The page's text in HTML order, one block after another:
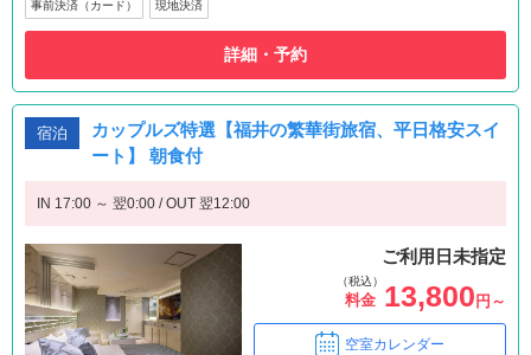
事前決済（カード） 現地決済
詳細・予約
宿泊
カップルズ特選【福井の繁華街旅宿、平日格安スイ
ート】 朝食付
IN 17:00 ～ 翌0:00 / OUT 翌12:00
ご利用日未指定
（税込）
料金 13,800 円～
空室カレンダー